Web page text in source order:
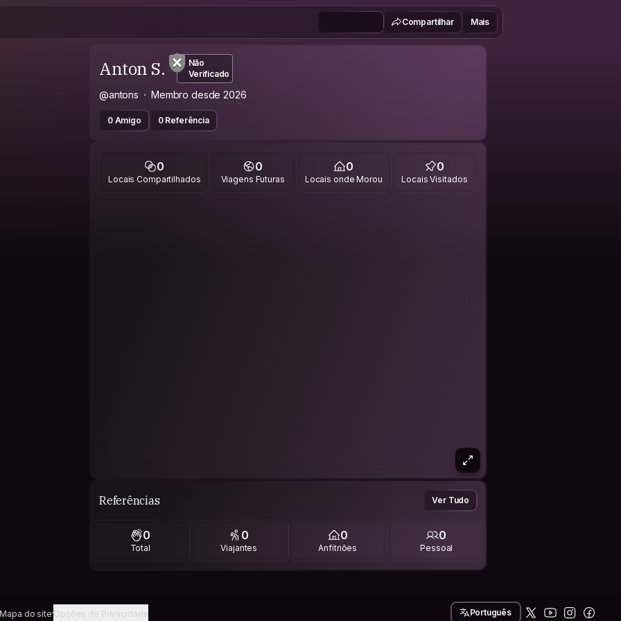
Compartilhar Mais
Anton S.
Não
Verificado
@antons Membro desde 2026
0 Amigo 0 Referência
0
Locais Compartilhados
0
Viagens Futuras
0
Locais onde Morou
0
Locais Visitados
Referências Ver Tudo
0
Total
0
Viajantes
0
Anfitriões
0
Pessoal
Mapa do siteOpções de Privacidade Português